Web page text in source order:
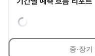
중·장